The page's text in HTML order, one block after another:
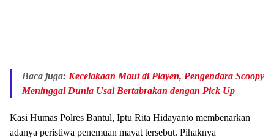
Baca juga: Kecelakaan Maut di Playen, Pengendara Scoopy
Meninggal Dunia Usai Bertabrakan dengan Pick Up
Kasi Humas Polres Bantul, Iptu Rita Hidayanto membenarkan
adanya peristiwa penemuan mayat tersebut. Pihaknya